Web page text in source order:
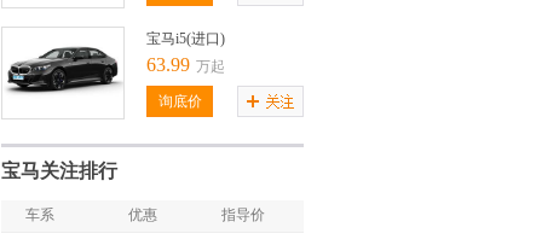
宝马i5(进口)
63.99 万起
询底价
宝马关注排行
车系 优惠 指导价